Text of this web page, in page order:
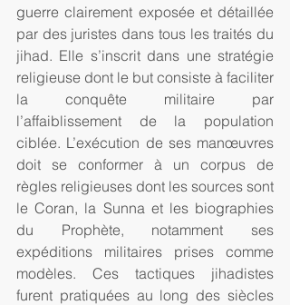
guerre clairement exposée et détaillée
par des juristes dans tous les traités du
jihad. Elle s’inscrit dans une stratégie
religieuse dont le but consiste à faciliter
la conquête militaire par
l’affaiblissement de la population
ciblée. L’exécution de ses manœuvres
doit se conformer à un corpus de
règles religieuses dont les sources sont
le Coran, la Sunna et les biographies
du Prophète, notamment ses
expéditions militaires prises comme
modèles. Ces tactiques jihadistes
furent pratiquées au long des siècles